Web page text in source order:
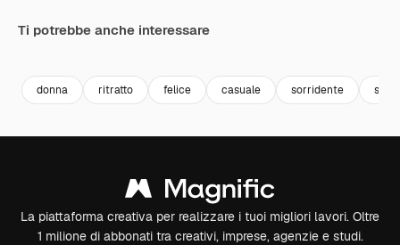
Ti potrebbe anche interessare
donna ritratto felice casuale sorridente
La piattaforma creativa per realizzare i tuoi migliori lavori. Oltre
1 milione di abbonati tra creativi, imprese, agenzie e studi.